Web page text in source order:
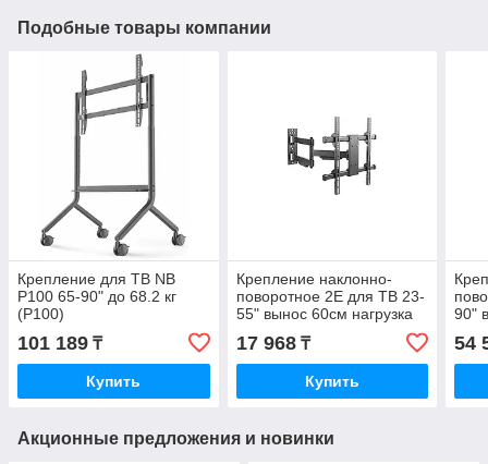
Подобные товары компании
Крепление для ТВ NB
P100 65-90" до 68.2 кг
(P100)
101 189 ₸
Купить
Крепление наклонно-
поворотное 2E для ТВ 23-
55" вынос 60см нагрузка
50 кг сталь чёрный
2E2GEN400.50.60
17 968₸
Купить
90"
54
Акционные предложения и новинки